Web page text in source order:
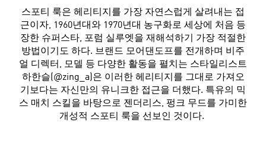
스포티 룩은 헤리티지를 가장 자연스럽게 살려내는 접
근이자, 1960년대와 1970년대 농구화로 세상에 처음 등
장한 슈퍼스타, 포럼 실루엣을 재해석하기 가장 적절한
방법이기도 하다. 브랜드 모어댄도프를 전개하며 비주
얼 디렉터, 모델 등 다양한 활동을 펼치는 스타일리스트
하한슬(@zing_a)은 이러한 헤리티지를 그대로 가져오
기보다는 자신만의 유니크한 접근을 더했다. 특유의 믹
스 매치 스킬을 바탕으로 젠더리스, 펑크 무드를 가미한
개성적 스포티 룩을 선보인 것이다.